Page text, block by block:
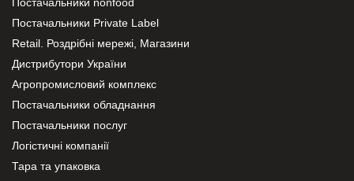
Постачальники Private Label
Retail. Роздрібні мережі, Магазини
Дистрибутори України
Агропромисловий комплекс
Постачальники обладнання
Постачальники послуг
Логістичні компанії
Тара та упаковка